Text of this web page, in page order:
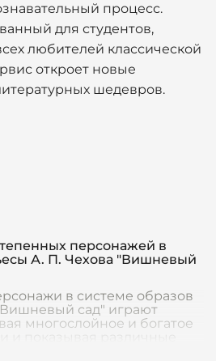
процесс.
для студентов,
любителей классической
откроет новые
шедевров.
персонажей в
А. П. Чехова "Вишневый
в системе образов
сад" играют
многослойное и богатое